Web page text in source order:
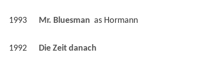
1993 Mr. Bluesman as Hormann
1992 Die Zeit danach